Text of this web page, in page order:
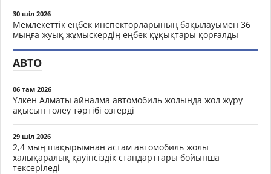
30 шіл 2026
Мемлекеттік еңбек инспекторларының бақылауымен 36
мыңға жуық жұмыскердің еңбек құқықтары қорғалды
АВТО
06 там 2026
Үлкен Алматы айналма автомобиль жолында жол жүру
ақысын төлеу тәртібі өзгерді
29 шіл 2026
2,4 мың шақырымнан астам автомобиль жолы
халықаралық қауіпсіздік стандарттары бойынша
тексеріледі